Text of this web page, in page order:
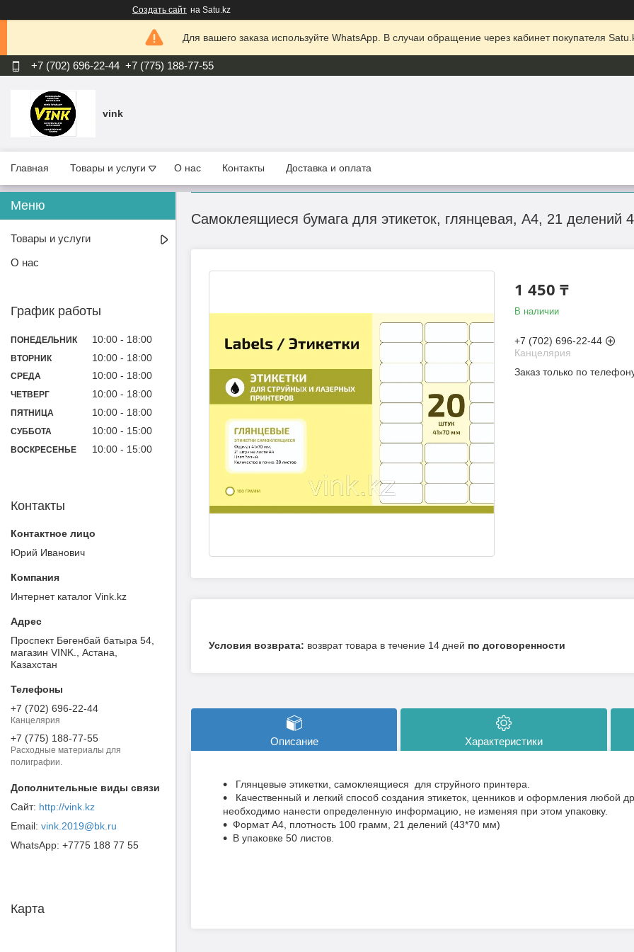
Создать сайт на Satu.kz
Для вашего заказа используйте WhatsApp. В случаи обращение через кабинет покупателя
+7 (702) 696-22-44 +7 (775) 188-77-55
vink
Главная Товары и услуги О нас Контакты Доставка и оплата
Самоклеящиеся бумага для этикеток, глянцевая, А4, 21 делений
1 450 ₸
В наличии
+7 (702) 696-22-44
Канцелярия
Заказ только по
возврат товара в течение 14 дней по договоренности
Описание Характеристики
Глянцевые этикетки, самоклеящиеся для струйного принтера.
Качественный и легкий способ создания этикеток, ценников и оформления любой
необходимо нанести определенную информацию, не изменяя при этом упаковку.
Формат А4, плотность 100 грамм, 21 делений (43*70 мм)
В упаковке 50 листов.
Товары и услуги
О нас
График работы
ПОНЕДЕЛЬНИК 10:00 18:00
ВТОРНИК 10:00 18:00
СРЕДА 10:00 18:00
ЧЕТВЕРГ 10:00 18:00
ПЯТНИЦА 10:00 18:00
СУББОТА 10:00 15:00
ВОСКРЕСЕНЬЕ 10:00 15:00
Контакты
Юрий Иванович
Интернет каталог Vink.kz
Проспект Бөгенбай батыра 54,
магазин VINK., Астана,
Казахстан
+7 (702) 696-22-44
Канцелярия
+7 (775) 188-77-55
Расходные материалы для
полиграфии.
http://vink.kz
vink.2019@bk.ru
+7775 188 77 55
Карта